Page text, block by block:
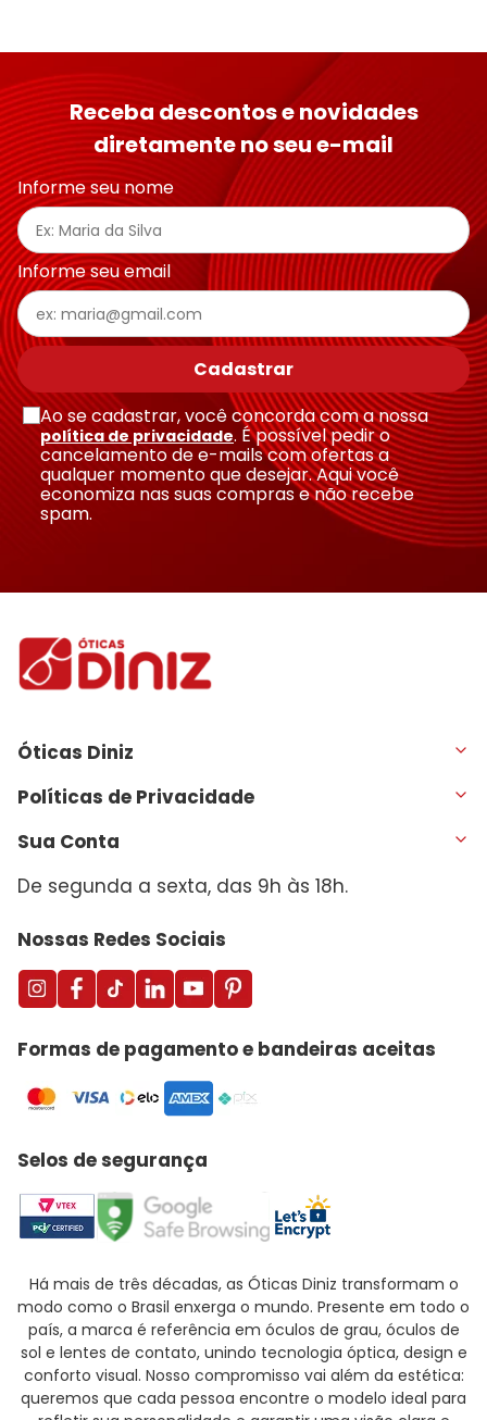
Receba descontos e novidades
diretamente no seu e-mail
Informe seu nome
Informe seu email
Cadastrar
Ao se cadastrar, você concorda com a nossa
política de privacidade. É possível pedir o
cancelamento de e-mails com ofertas a
qualquer momento que desejar. Aqui você
economiza nas suas compras e não recebe
spam.
Óticas Diniz
Políticas de Privacidade
Sua Conta
De segunda a sexta, das 9h às 18h.
Nossas Redes Sociais
Formas de pagamento e bandeiras aceitas
Selos de segurança
Há mais de três décadas, as Óticas Diniz transformam o
modo como o Brasil enxerga o mundo. Presente em todo o
país, a marca é referência em óculos de grau, óculos de
sol e lentes de contato, unindo tecnologia óptica, design e
conforto visual. Nosso compromisso vai além da estética:
queremos que cada pessoa encontre o modelo ideal para